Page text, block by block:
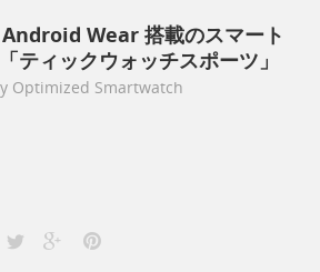
Wear 搭載のスマート
ティックウォッチスポーツ」
Optimized Smartwatch